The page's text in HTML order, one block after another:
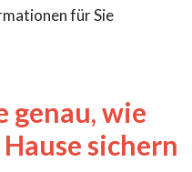
für Sie
genau, wie
sichern